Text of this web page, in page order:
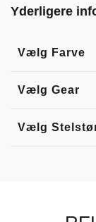
Yderligere
Vælg Farve
Vælg Gear
Vælg